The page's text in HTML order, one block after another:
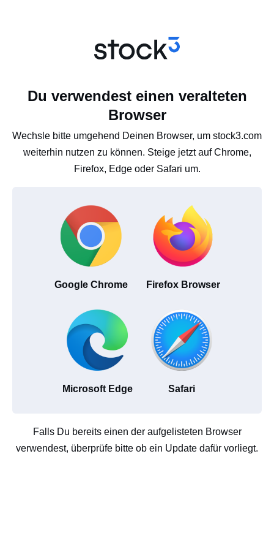
Du verwendest einen veralteten
Browser
Wechsle bitte umgehend Deinen Browser, um stock3.com
weiterhin nutzen zu können. Steige jetzt auf Chrome,
Firefox, Edge oder Safari um.
Google Chrome Firefox Browser
Microsoft Edge Safari
Falls Du bereits einen der aufgelisteten Browser
verwendest, überprüfe bitte ob ein Update dafür vorliegt.